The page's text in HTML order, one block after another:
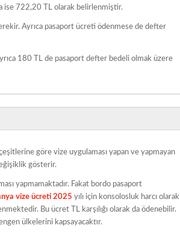
ise 722,20 TL olarak belirlenmiştir.
Ayrıca pasaport ücreti ödenmese de defter
180 TL de pasaport defter bedeli olmak üzere
göre vize uygulaması yapan ve yapmayan
gösterir.
yapmamaktadır. Fakat bordo pasaport
vize ücreti 2025 yılı için konsolosluk harcı olarak
Bu ücret TL karşılığı olarak da ödenebilir.
ülkelerini kapsayacaktır.